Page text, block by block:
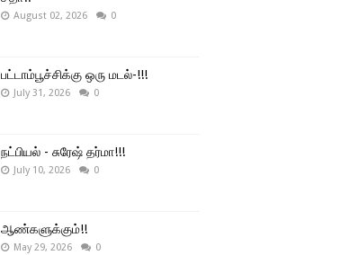
August 02, 2026 0
பட்டாம்பூச்சிக்கு ஒரு மடல்-!!!
July 31, 2026 0
நட்பியல் - சுரேஷ் தர்மா!!!
July 10, 2026 0
ஆண்களுக்கும்!!
May 29, 2026 0